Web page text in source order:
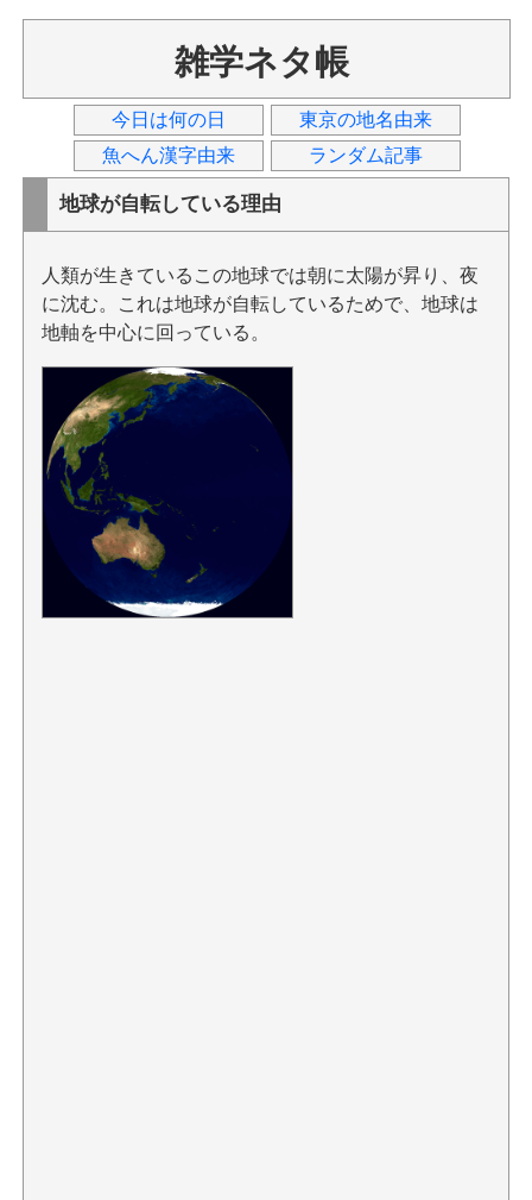
雑学ネタ帳
今日は何の日
東京の地名由来
魚へん漢字由来
ランダム記事
地球が自転している理由
人類が生きているこの地球では朝に太陽が昇り、夜
に沈む。これは地球が自転しているためで、地球は
地軸を中心に回っている。